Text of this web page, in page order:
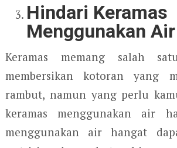
Hindari Keramas
Menggunakan
Keramas memang salah
membersikan kotoran yang
rambut, namun yang perlu
keramas menggunakan air
menggunakan air hangat